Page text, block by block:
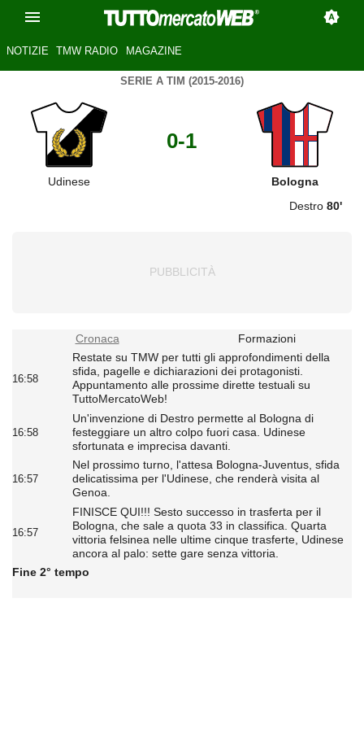
NOTIZIE TMW RADIO MAGAZINE
SERIE A TIM (2015-2016)
Udinese
0-1
Bologna
Destro 80'
Cronaca Formazioni
16:58
Restate su TMW per tutti gli approfondimenti della
sfida, pagelle e dichiarazioni dei protagonisti.
Appuntamento alle prossime dirette testuali su
TuttoMercatoWeb!
16:58
Un'invenzione di Destro permette al Bologna di
festeggiare un altro colpo fuori casa. Udinese
sfortunata e imprecisa davanti.
16:57
Nel prossimo turno, l'attesa Bologna-Juventus, sfida
delicatissima per l'Udinese, che renderà visita al
Genoa.
16:57
FINISCE QUI!!! Sesto successo in trasferta per il
Bologna, che sale a quota 33 in classifica. Quarta
vittoria felsinea nelle ultime cinque trasferte, Udinese
ancora al palo: sette gare senza vittoria.
Fine 2° tempo